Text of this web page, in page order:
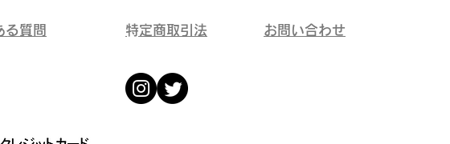
る質問 ​特定商取引法 ​お問い合わせ